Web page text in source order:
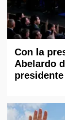
Con la
Abelardo